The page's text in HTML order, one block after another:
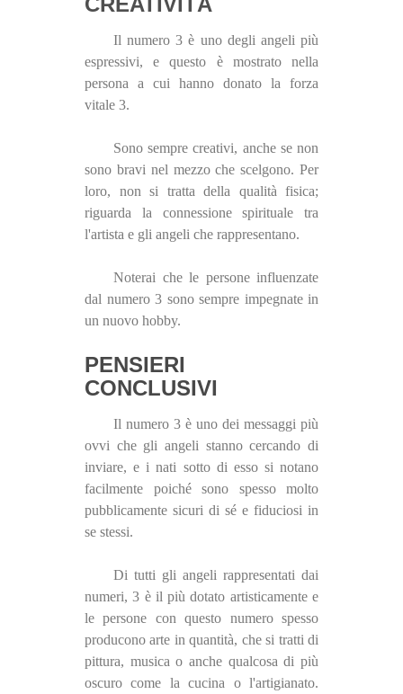
Il numero 3 è uno degli angeli più
espressivi, e questo è mostrato nella
persona a cui hanno donato la forza
vitale 3.
Sono sempre creativi, anche se non
sono bravi nel mezzo che scelgono. Per
loro, non si tratta della qualità fisica;
riguarda la connessione spirituale tra
l'artista e gli angeli che rappresentano.
Noterai che le persone influenzate
dal numero 3 sono sempre impegnate in
un nuovo hobby.
PENSIERI
CONCLUSIVI
Il numero 3 è uno dei messaggi più
ovvi che gli angeli stanno cercando di
inviare, e i nati sotto di esso si notano
facilmente poiché sono spesso molto
pubblicamente sicuri di sé e fiduciosi in
se stessi.
Di tutti gli angeli rappresentati dai
numeri, 3 è il più dotato artisticamente e
le persone con questo numero spesso
producono arte in quantità, che si tratti di
pittura, musica o anche qualcosa di più
oscuro come la cucina o l'artigianato.